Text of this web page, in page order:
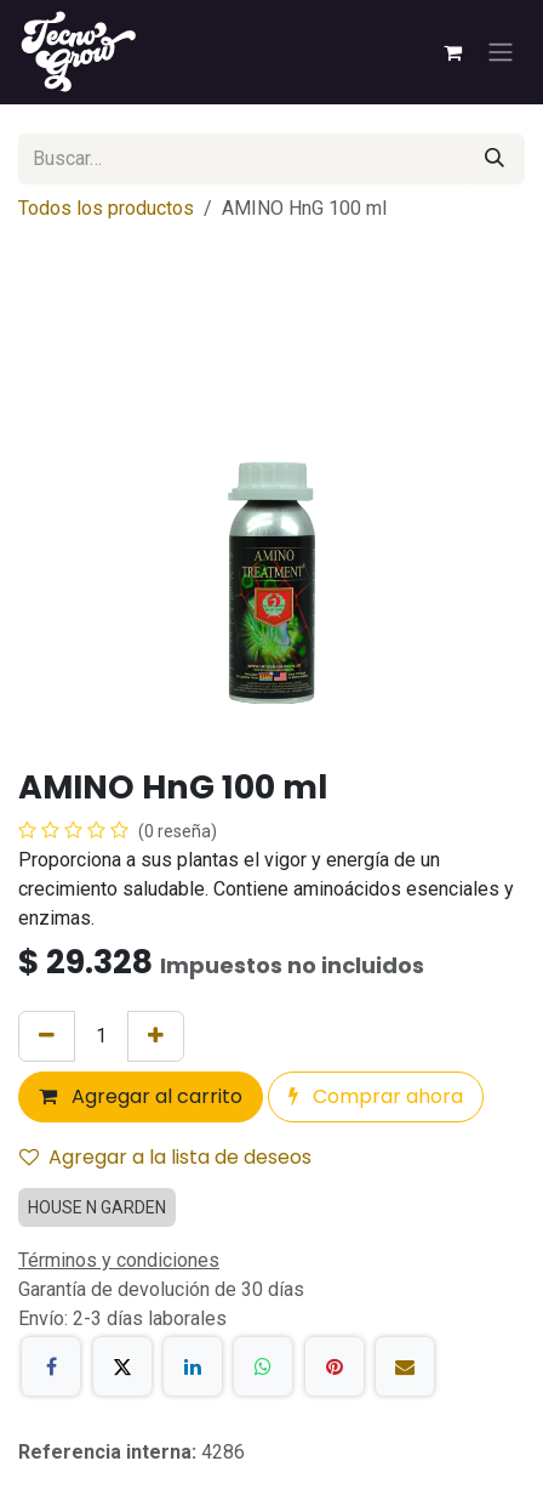
Ir al contenido
Todos los productos AMINO HnG 100 ml
AMINO HnG 100 ml
(0 reseña)
Proporciona a sus plantas el vigor y energía de un
crecimiento saludable. Contiene aminoácidos esenciales y
enzimas.
$ 29.328 Impuestos no incluidos
Agregar al carrito Comprar ahora
Agregar a la lista de deseos
HOUSE N GARDEN
Términos y condiciones
Garantía de devolución de 30 días
Envío: 2-3 días laborales
Referencia interna: 4286